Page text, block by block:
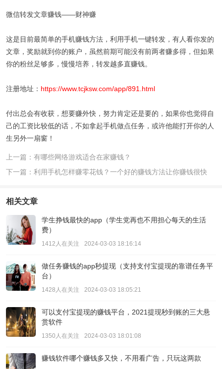
微信转发文章赚钱——财神赚
这是目前最简单的手机赚钱方法，利用手机一键转发，有人看你发的
文章，奖励就到你的账户，虽然前期可能没有前两者赚多得，但如果
你的粉丝足够多，慢慢培养，转发越多直赚钱。
注册地址： https://www.tcjksw.com/app/891.html
付出总会有收获，想要赚外快，努力肯定还是要的，如果你也觉得自
己的工资比较低的话，不如拿起手机做点任务，或许他能打开你的人
生另外一扇窗！
上一篇：有哪些网络游戏适合在家赚钱？
下一篇：利用手机怎样赚零花钱？一个好的赚钱方法让你赚钱很快
相关文章
学生挣钱最快的app（学生党再也不用担心每天的生活
费）
1412人在关注 2024-03-03 18:16:14
做任务赚钱的app秒提现（支持支付宝提现的靠谱任务平
台）
1428人在关注 2024-03-03 18:05:21
可以支付宝提现的赚钱平台，2021提现秒到账的三大悬
赏软件
1350人在关注 2024-03-03 18:01:08
赚钱软件哪个赚钱多又快，不用看广告，只玩这两款